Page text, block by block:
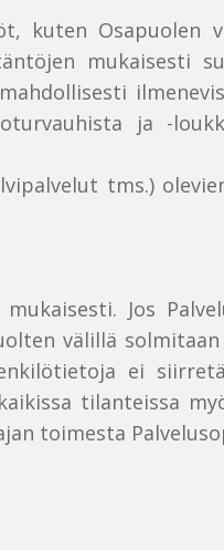
kuten Osapuolen
mukaisesti
ja -
tms.)
mukaisesti. Jos
välillä
ei
tilanteissa
toimesta